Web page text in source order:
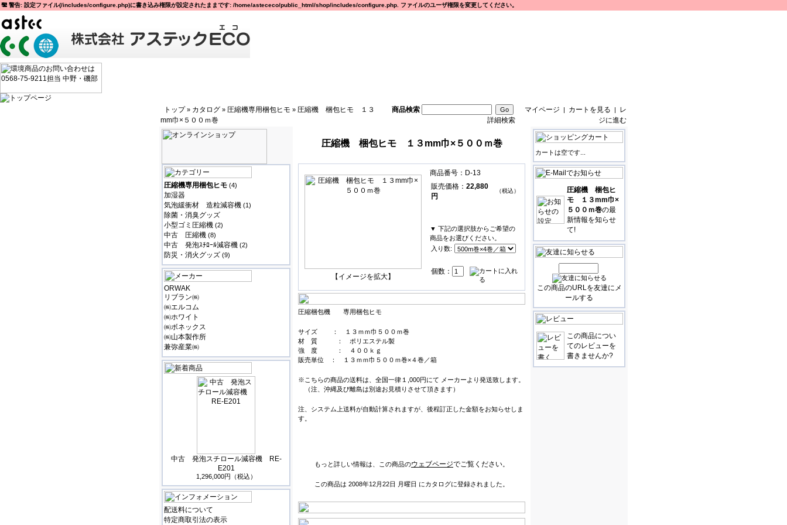
警告: 設定ファイル(/includes/configure.php)に書き込み権限が設定されたままです: /home/astececo/public_html/shop/includes/configure.php. ファイルのユーザ権限を変更してください。
トップ» カタログ » 圧縮機専用梱包ヒモ » 圧縮機 梱包ヒモ １３
mm巾×５００ｍ巻
商品検索
詳細検索
マイページ | カートを見る | レ
ジに進む
圧縮機専用梱包ヒモ (4)
加湿器
気泡緩衝材 造粒減容機 (1)
除菌・消臭グッズ
小型ゴミ圧縮機 (2)
中古 圧縮機 (8)
中古 発泡ｽﾁﾛｰﾙ減容機 (2)
防災・消火グッズ (9)
ORWAK
リブラン㈱
㈱エルコム
㈱ホワイト
㈱ボネックス
㈱山本製作所
兼弥産業㈱
中古 発泡スチロール減容機 RE-
E201
1,296,000円（税込）
配送料について
特定商取引法の表示
圧縮機 梱包ヒモ １３mm巾×５００ｍ巻
【イメージを拡大】
商品番号：D-13
販売価格： 22,880
円
（税込）
▼ 下記の選択肢からご希望の
商品をお選びください。
入り数:
個数：
圧縮梱包機 専用梱包ヒモ
サイズ ： １３ｍｍ巾５００ｍ巻
材 質 ： ポリエステル製
強 度 ： ４００ｋｇ
販売単位 ： １３ｍｍ巾５００ｍ巻×４巻／箱
※こちらの商品の送料は、全国一律１,000円にて メーカーより発送致します。
（注、沖縄及び離島は別途お見積りさせて頂きます）
注、システム上送料が自動計算されますが、後程訂正した金額をお知らせしま
す。
もっと詳しい情報は、この商品のウェブページでご覧ください。
この商品は 2008年12月22日 月曜日 にカタログに登録されました。
カートは空です...
圧縮機 梱包ヒ
モ １３mm巾×
５００ｍ巻の最
新情報を知らせ
て!
この商品のURLを友達にメ
ールする
この商品につい
てのレビューを
書きませんか?